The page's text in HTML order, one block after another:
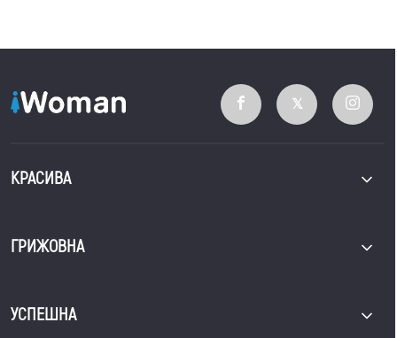
КРАСИВА
ГРИЖОВНА
УСПЕШНА